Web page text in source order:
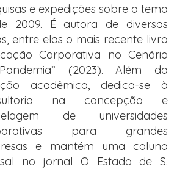
e expedições sobre o tema
2009. É autora de diversas
entre elas o mais recente livro
Corporativa no Cenário
Pandemia” (2023). Além da
acadêmica, dedica-se à
na concepção e
de universidades
para grandes
e mantém uma coluna
no jornal O Estado de S.